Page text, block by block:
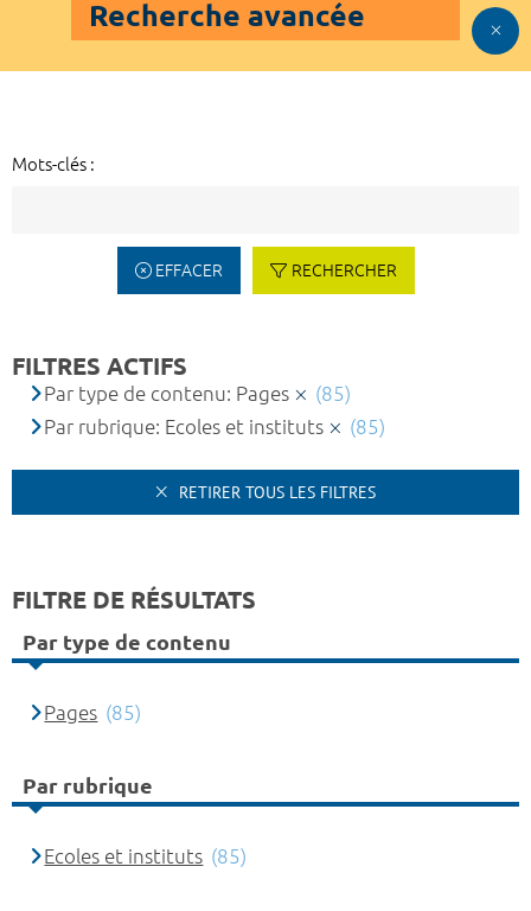
Recherche avancée
Mots-clés :
EFFACER RECHERCHER
FILTRES ACTIFS
Par type de contenu: Pages
(85)
Par rubrique: Ecoles et instituts
(85)
RETIRER TOUS LES FILTRES
FILTRE DE RÉSULTATS
Par type de contenu
Pages (85)
Par rubrique
Ecoles et instituts (85)